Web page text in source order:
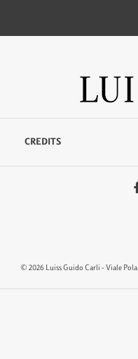
CREDITS
© 2026 Luiss Guido Carli - Viale Pola